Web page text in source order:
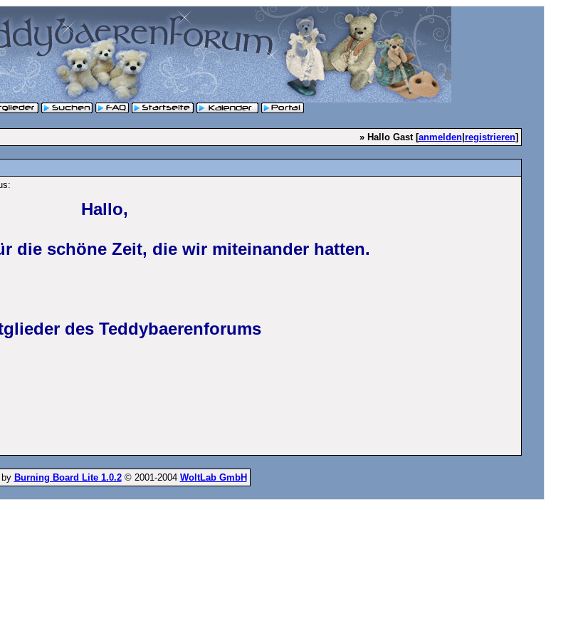
» Hallo Gast [anmelden| registrieren]
Hallo,
die schöne Zeit, die wir miteinander hatten.
des Teddybaerenforums
by Burning Board Lite 1.0.2© 2001-2004 WoltLab GmbH